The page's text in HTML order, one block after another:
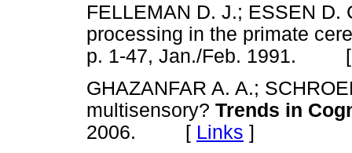
FELLEMAN D. J.; ESSEN
processing in the primate
p. 1-47, Jan./Feb. 1991.
GHAZANFAR A. A.;
multisensory? Trends in
2006. [ Links ]